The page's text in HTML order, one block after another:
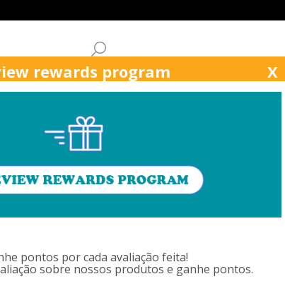
POR FAVOR, REGÍSTRATE!
Al crear una cuenta en nuestro sitio
sobre el estado de un
rewards program X
pontos por cada avaliação feita!
sobre nossos produtos e ganhe pontos.